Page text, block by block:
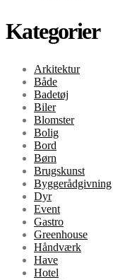
Kategorier
Arkitektur
Både
Badetøj
Biler
Blomster
Bolig
Bord
Børn
Brugskunst
Byggerådgivning
Dyr
Event
Gastro
Greenhouse
Håndværk
Have
Hotel